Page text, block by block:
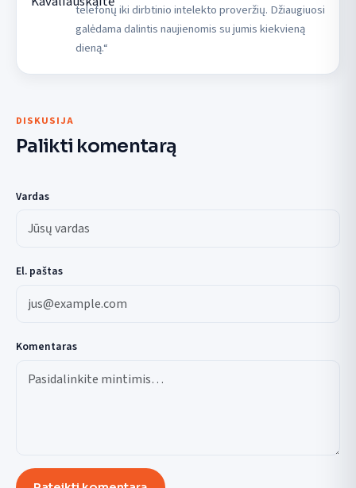
telefonų iki dirbtinio intelekto proveržių. Džiaugiuosi
galėdama dalintis naujienomis su jumis kiekvieną
dieną.“
DISKUSIJA
Palikti komentarą
Vardas
El. paštas
Komentaras